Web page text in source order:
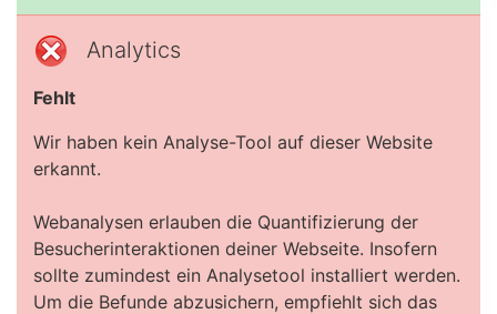
Analytics
Fehlt
Wir haben kein Analyse-Tool auf dieser Website
erkannt.
Webanalysen erlauben die Quantifizierung der
Besucherinteraktionen deiner Webseite. Insofern
sollte zumindest ein Analysetool installiert werden.
Um die Befunde abzusichern, empfiehlt sich das